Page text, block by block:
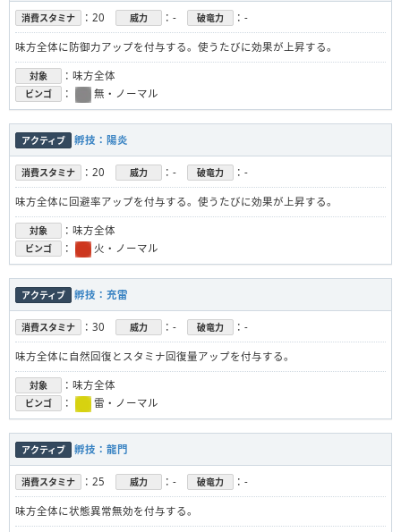
消費スタミナ ：20 威力 ：- 破竜力 ：-
味方全体に防御力アップを付与する。使うたびに効果が上昇する。
対象 ：味方全体
ビンゴ ： 無・ノーマル
アクティブ 孵技：陽炎
消費スタミナ ：20 威力 ：- 破竜力 ：-
味方全体に回避率アップを付与する。使うたびに効果が上昇する。
対象 ：味方全体
ビンゴ ： 火・ノーマル
アクティブ 孵技：充雷
消費スタミナ ：30 威力 ：- 破竜力 ：-
味方全体に自然回復とスタミナ回復量アップを付与する。
対象 ：味方全体
ビンゴ ： 雷・ノーマル
アクティブ 孵技：龍門
消費スタミナ ：25 威力 ：- 破竜力 ：-
味方全体に状態異常無効を付与する。